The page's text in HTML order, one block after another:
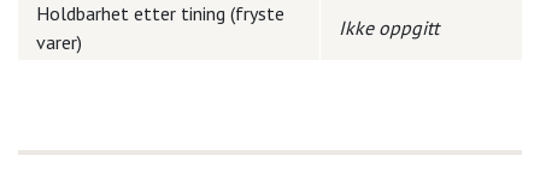
Holdbarhet etter tining (fryste
varer)
Ikke oppgitt